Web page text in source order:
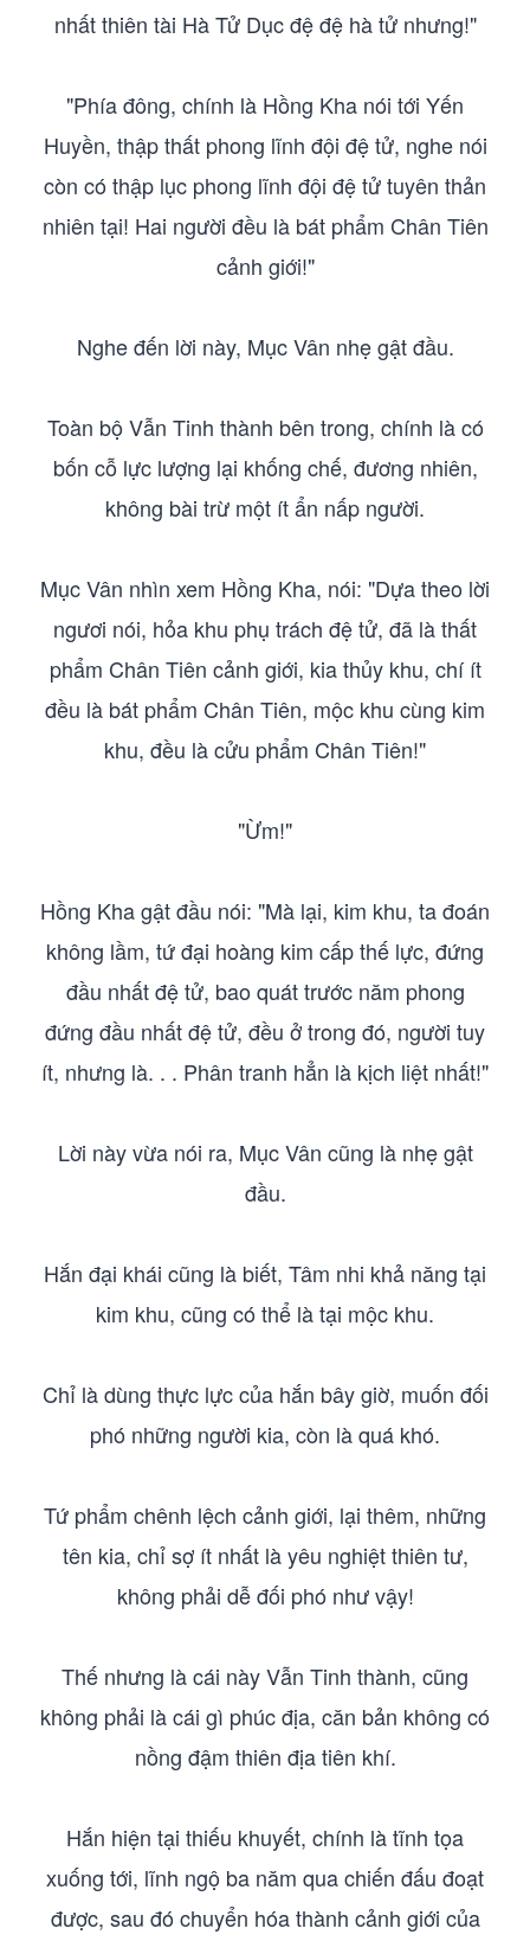
nhất thiên tài Hà Tử Dục đệ đệ hà tử nhưng!"
"Phía đông, chính là Hồng Kha nói tới Yến
Huyền, thập thất phong lĩnh đội đệ tử, nghe nói
còn có thập lục phong lĩnh đội đệ tử tuyên thản
nhiên tại! Hai người đều là bát phẩm Chân Tiên
cảnh giới!"
Nghe đến lời này, Mục Vân nhẹ gật đầu.
Toàn bộ Vẫn Tinh thành bên trong, chính là có
bốn cỗ lực lượng lại khống chế, đương nhiên,
không bài trừ một ít ẩn nấp người.
Mục Vân nhìn xem Hồng Kha, nói: "Dựa theo lời
ngươi nói, hỏa khu phụ trách đệ tử, đã là thất
phẩm Chân Tiên cảnh giới, kia thủy khu, chí ít
đều là bát phẩm Chân Tiên, mộc khu cùng kim
khu, đều là cửu phẩm Chân Tiên!"
"Ừm!"
Hồng Kha gật đầu nói: "Mà lại, kim khu, ta đoán
không lầm, tứ đại hoàng kim cấp thế lực, đứng
đầu nhất đệ tử, bao quát trước năm phong
đứng đầu nhất đệ tử, đều ở trong đó, người tuy
ít, nhưng là. . . Phân tranh hẳn là kịch liệt nhất!"
Lời này vừa nói ra, Mục Vân cũng là nhẹ gật
đầu.
Hắn đại khái cũng là biết, Tâm nhi khả năng tại
kim khu, cũng có thể là tại mộc khu.
Chỉ là dùng thực lực của hắn bây giờ, muốn đối
phó những người kia, còn là quá khó.
Tứ phẩm chênh lệch cảnh giới, lại thêm, những
tên kia, chỉ sợ ít nhất là yêu nghiệt thiên tư,
không phải dễ đối phó như vậy!
Thế nhưng là cái này Vẫn Tinh thành, cũng
không phải là cái gì phúc địa, căn bản không có
nồng đậm thiên địa tiên khí.
Hắn hiện tại thiếu khuyết, chính là tĩnh tọa
xuống tới, lĩnh ngộ ba năm qua chiến đấu đoạt
được, sau đó chuyển hóa thành cảnh giới của